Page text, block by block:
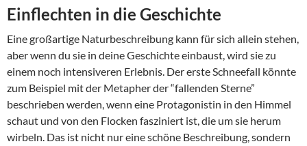
Einflechten in die Geschichte
Eine großartige Naturbeschreibung kann für sich allein stehen,
aber wenn du sie in deine Geschichte einbaust, wird sie zu
einem noch intensiveren Erlebnis. Der erste Schneefall könnte
zum Beispiel mit der Metapher der “fallenden Sterne”
beschrieben werden, wenn eine Protagonistin in den Himmel
schaut und von den Flocken fasziniert ist, die um sie herum
wirbeln. Das ist nicht nur eine schöne Beschreibung, sondern